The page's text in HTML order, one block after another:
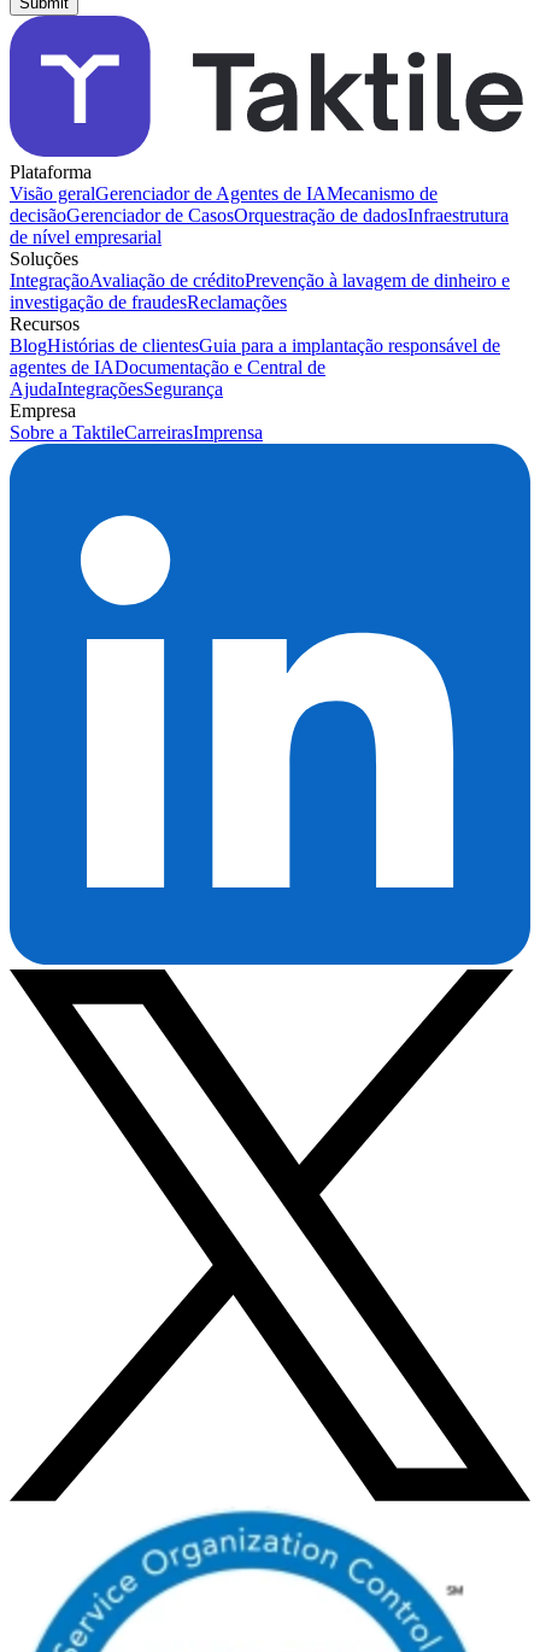
Plataforma
Visão geralGerenciador de Agentes de IAMecanismo de
decisãoGerenciador de CasosOrquestração de dadosInfraestrutura
de nível empresarial
Soluções
IntegraçãoAvaliação de créditoPrevenção à lavagem de dinheiro e
investigação de fraudesReclamações
Recursos
BlogHistórias de clientesGuia para a implantação responsável de
agentes de IADocumentação e Central de
AjudaIntegraçõesSegurança
Empresa
Sobre a TaktileCarreirasImprensa